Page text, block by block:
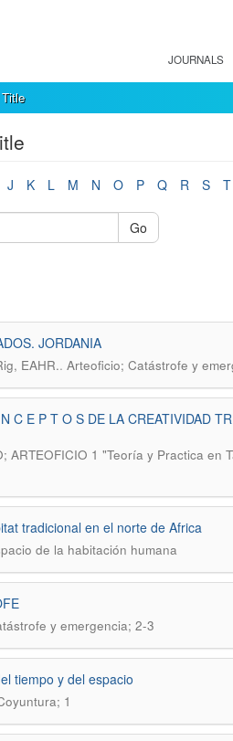
JOURNALS
J K L M N O P Q R S T
Go
JORDANIA
EAHR.. Arteoficio; Catástrofe y
C E P T O S DE LA CREATIVIDAD
ARTEOFICIO 1 "Teoría y Practica
tradicional en el norte de Africa
de la habitación humana
y emergencia; 2-3
tiempo y del espacio
1